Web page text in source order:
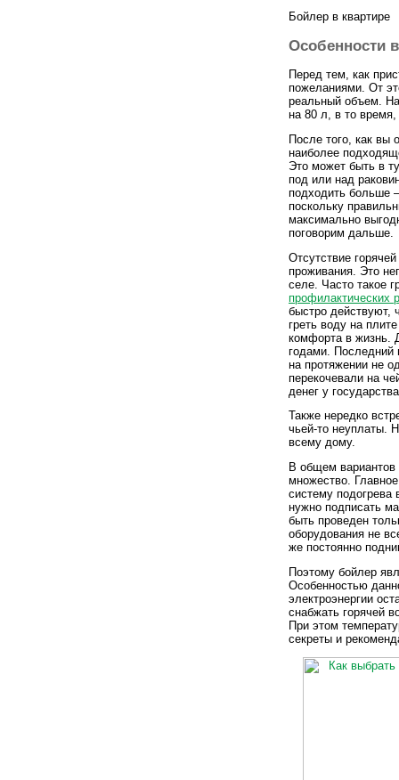
Бойлер в квартире
Особенности
Перед тем, как
пожеланиями. От
реальный объем.
на 80 л, в то
После того, как вы
наиболее
Это может быть в
под или над
подходить больше
поскольку
максимально
поговорим дальше.
Отсутствие
проживания. Это
селе. Часто такое
профилактических
быстро действуют,
греть воду на
комфорта в жизнь.
годами. Последний
на протяжении не
перекочевали на
денег у
Также нередко
чьей-то неуплаты.
всему дому.
В общем вариантов
множество.
систему подогрева
нужно подписать
быть проведен
оборудования не
же постоянно
Поэтому бойлер
Особенностью
электроэнергии
снабжать горячей
При этом
секреты и